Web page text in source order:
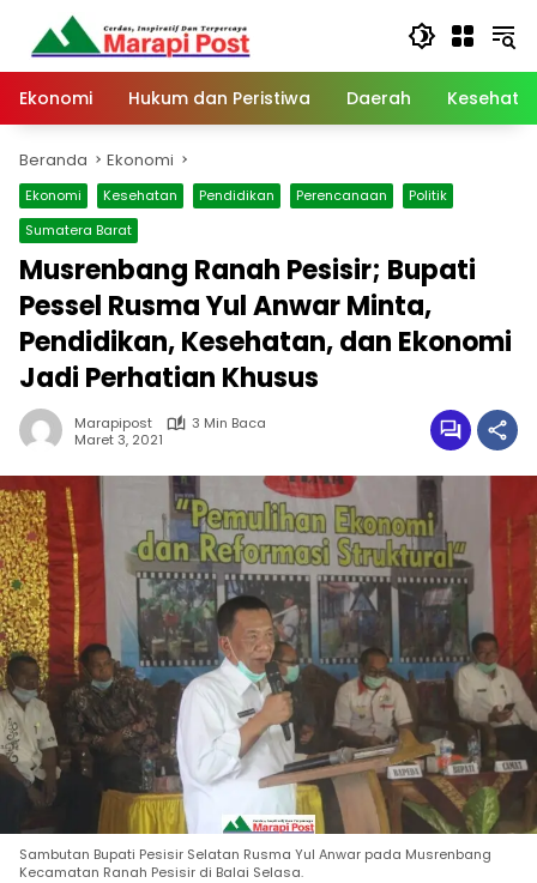
Langsung
konten
Ekonomi
Hukum dan Peristiwa Daerah
Beranda Ekonomi
Ekonomi Kesehatan Pendidikan Perencanaan
Politik
Sumatera Barat
Musrenbang Ranah Pesisir; Bupati
Pessel Rusma Yul Anwar Minta,
Pendidikan, Kesehatan, dan Ekonomi
Jadi Perhatian Khusus
Marapipost
3 Min Baca
Maret 3, 2021
Sambutan Bupati Pesisir Selatan Rusma Yul Anwar pada Musrenbang
Kecamatan Ranah Pesisir di Balai Selasa.